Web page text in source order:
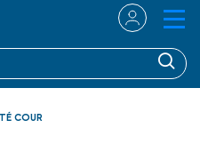
COUR